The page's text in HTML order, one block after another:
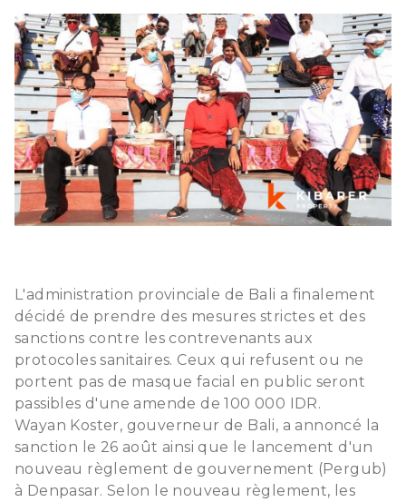
L'administration provinciale de Bali a finalement
décidé de prendre des mesures strictes et des
sanctions contre les contrevenants aux
protocoles sanitaires. Ceux qui refusent ou ne
portent pas de masque facial en public seront
passibles d'une amende de 100 000 IDR.
Wayan Koster, gouverneur de Bali, a annoncé la
sanction le 26 août ainsi que le lancement d'un
nouveau règlement de gouvernement (Pergub)
à Denpasar. Selon le nouveau règlement, les